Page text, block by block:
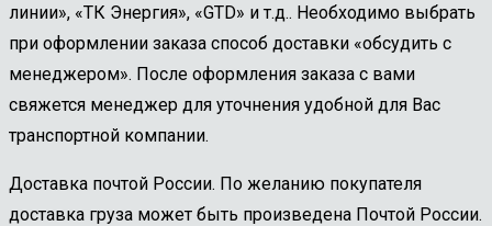
линии», «ТК Энергия», «GTD» и т.д.. Необходимо выбрать
при оформлении заказа способ доставки «обсудить с
менеджером». После оформления заказа с вами
свяжется менеджер для уточнения удобной для Вас
транспортной компании.
Доставка почтой России. По желанию покупателя
доставка груза может быть произведена Почтой России.